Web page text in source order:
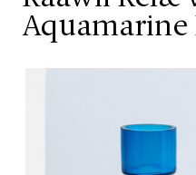
Aquamarine